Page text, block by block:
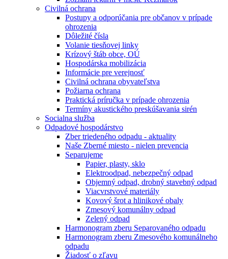
Civilná ochrana
Postupy a odporúčania pre občanov v prípade
ohrozenia
Dôležité čísla
Volanie tiesňovej linky
Krízový štáb obce, OÚ
Hospodárska mobilizácia
Informácie pre verejnosť
Civilná ochrana obyvateľstva
Požiarna ochrana
Praktická príručka v prípade ohrozenia
Termíny akustického preskúšavania sirén
Socialna služba
Odpadové hospodárstvo
Zber triedeného odpadu - aktuality
Naše Zberné miesto - nielen prevencia
Separujeme
Papier, plasty, sklo
Elektroodpad, nebezpečný odpad
Objemný odpad, drobný stavebný odpad
Viacvrstvové materiály
Kovový šrot a hlinikové obaly
Zmesový komunálny odpad
Zelený odpad
Harmonogram zberu Separovaného odpadu
Harmonogram zberu Zmesového komunálneho
odpadu
Žiadosť o zľavu